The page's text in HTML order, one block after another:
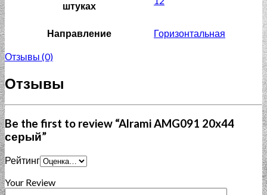
штуках
Направление Горизонтальная
Отзывы (0)
Отзывы
Be the first to review “Alrami AMG091 20x44
серый”
Рейтинг
Your Review